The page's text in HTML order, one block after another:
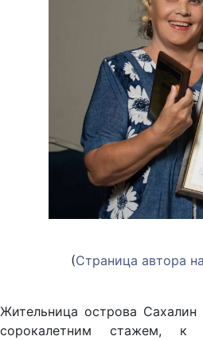
(Страница автора
Жительница острова Сахалин
сорокалетним стажем, к